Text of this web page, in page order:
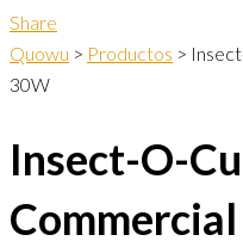
Share
Quowu > Productos >
30W
Insect-O-